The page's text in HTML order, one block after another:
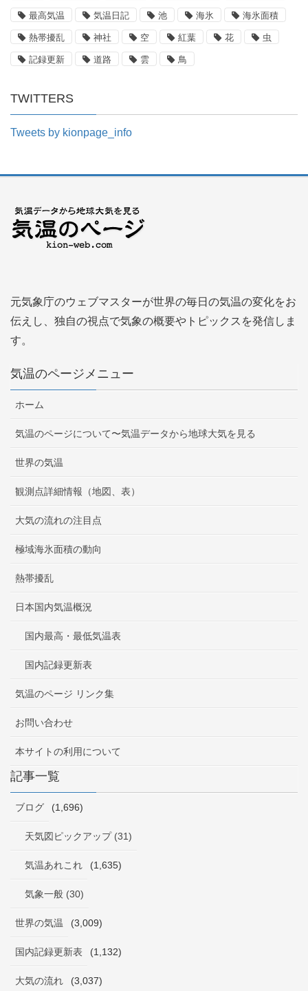
最高気温 気温日記 池 海氷 海氷面積
熱帯擾乱 神社 空 紅葉 花 虫
記録更新 道路 雲 鳥
TWITTERS
Tweets by kionpage_info
元気象庁のウェブマスターが世界の毎日の気温の変化をお
伝えし、独自の視点で気象の概要やトピックスを発信しま
す。
気温のページメニュー
ホーム
気温のページについて〜気温データから地球大気を見る
世界の気温
観測点詳細情報（地図、表）
大気の流れの注目点
極域海氷面積の動向
熱帯擾乱
日本国内気温概況
国内最高・最低気温表
国内記録更新表
気温のページ リンク集
お問い合わせ
本サイトの利用について
記事一覧
ブログ (1,696)
天気図ピックアップ (31)
気温あれこれ (1,635)
気象一般 (30)
世界の気温 (3,009)
国内記録更新表 (1,132)
大気の流れ (3,037)